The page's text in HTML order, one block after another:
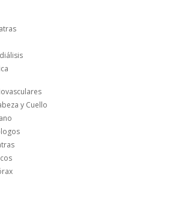
y Cuello